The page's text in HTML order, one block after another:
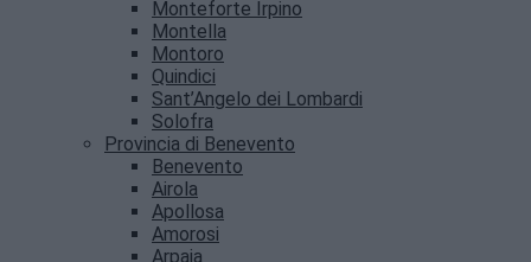
Monteforte Irpino
Montella
Montoro
Quindici
Sant’Angelo dei Lombardi
Solofra
Provincia di Benevento
Benevento
Airola
Apollosa
Amorosi
Arpaia